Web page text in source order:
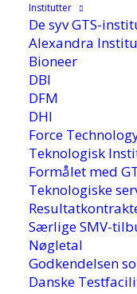
Institutter
De syv GTS-
Alexandra
Bioneer
DBI
DFM
DHI
Force
Teknologisk
Formålet med
Teknologiske
Særlige SMV-
Nøgletal
Godkendelsen
Danske
og